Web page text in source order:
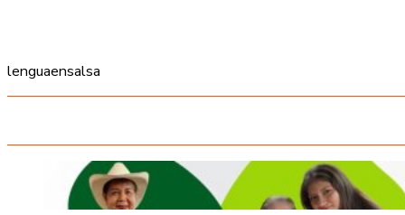
lenguaensalsa